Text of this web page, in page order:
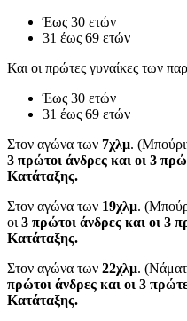
Έως 30 ετών
31 έως 69 ετών
Και οι πρώτες γυναίκες των
Έως 30 ετών
31 έως 69 ετών
Στον αγώνα των 7χλμ.
3 πρώτοι άνδρες και οι 3
Κατάταξης.
Στον αγώνα των 19χλμ.
οι 3 πρώτοι άνδρες και οι 3
Κατάταξης.
Στον αγώνα των 22χλμ.
πρώτοι άνδρες και οι 3
Κατάταξης.